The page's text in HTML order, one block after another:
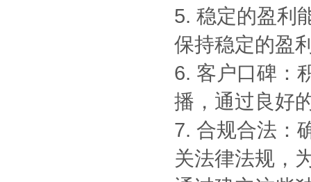
5. 稳定的盈利
保持稳定的盈
6. 客户口碑：
播，通过良好
7. 合规合法：
关法律法规，